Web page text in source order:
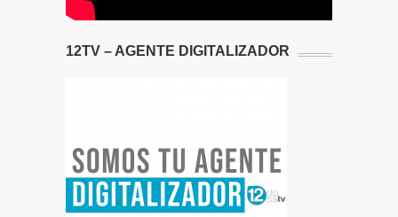
12TV – AGENTE DIGITALIZADOR